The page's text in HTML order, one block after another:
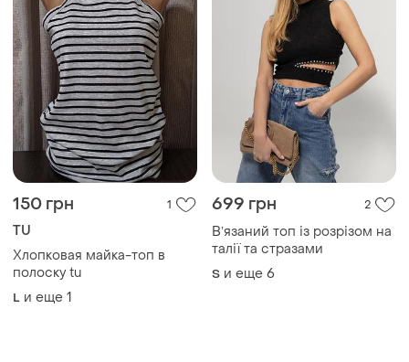
150 грн 1
TU
Хлопковая майка-топ в
полоску tu
L и еще 1
699 грн 2
Вʼязаний топ із розрізом на
талії та стразами
S и еще 6